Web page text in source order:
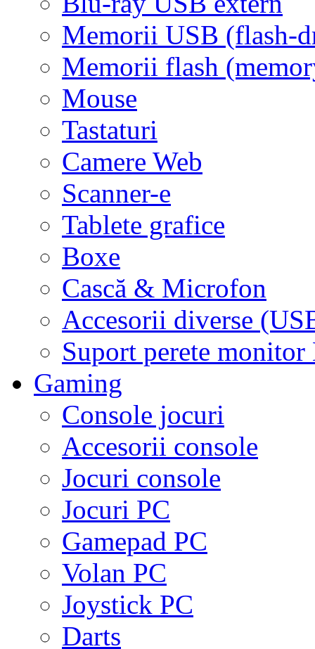
Memorii USB (flash-
Memorii flash
Mouse
Tastaturi
Camere Web
Scanner-e
Tablete grafice
Boxe
Cască & Microfon
Accesorii diverse
Suport perete
Gaming
Console jocuri
Accesorii console
Jocuri console
Jocuri PC
Gamepad PC
Volan PC
Joystick PC
Darts